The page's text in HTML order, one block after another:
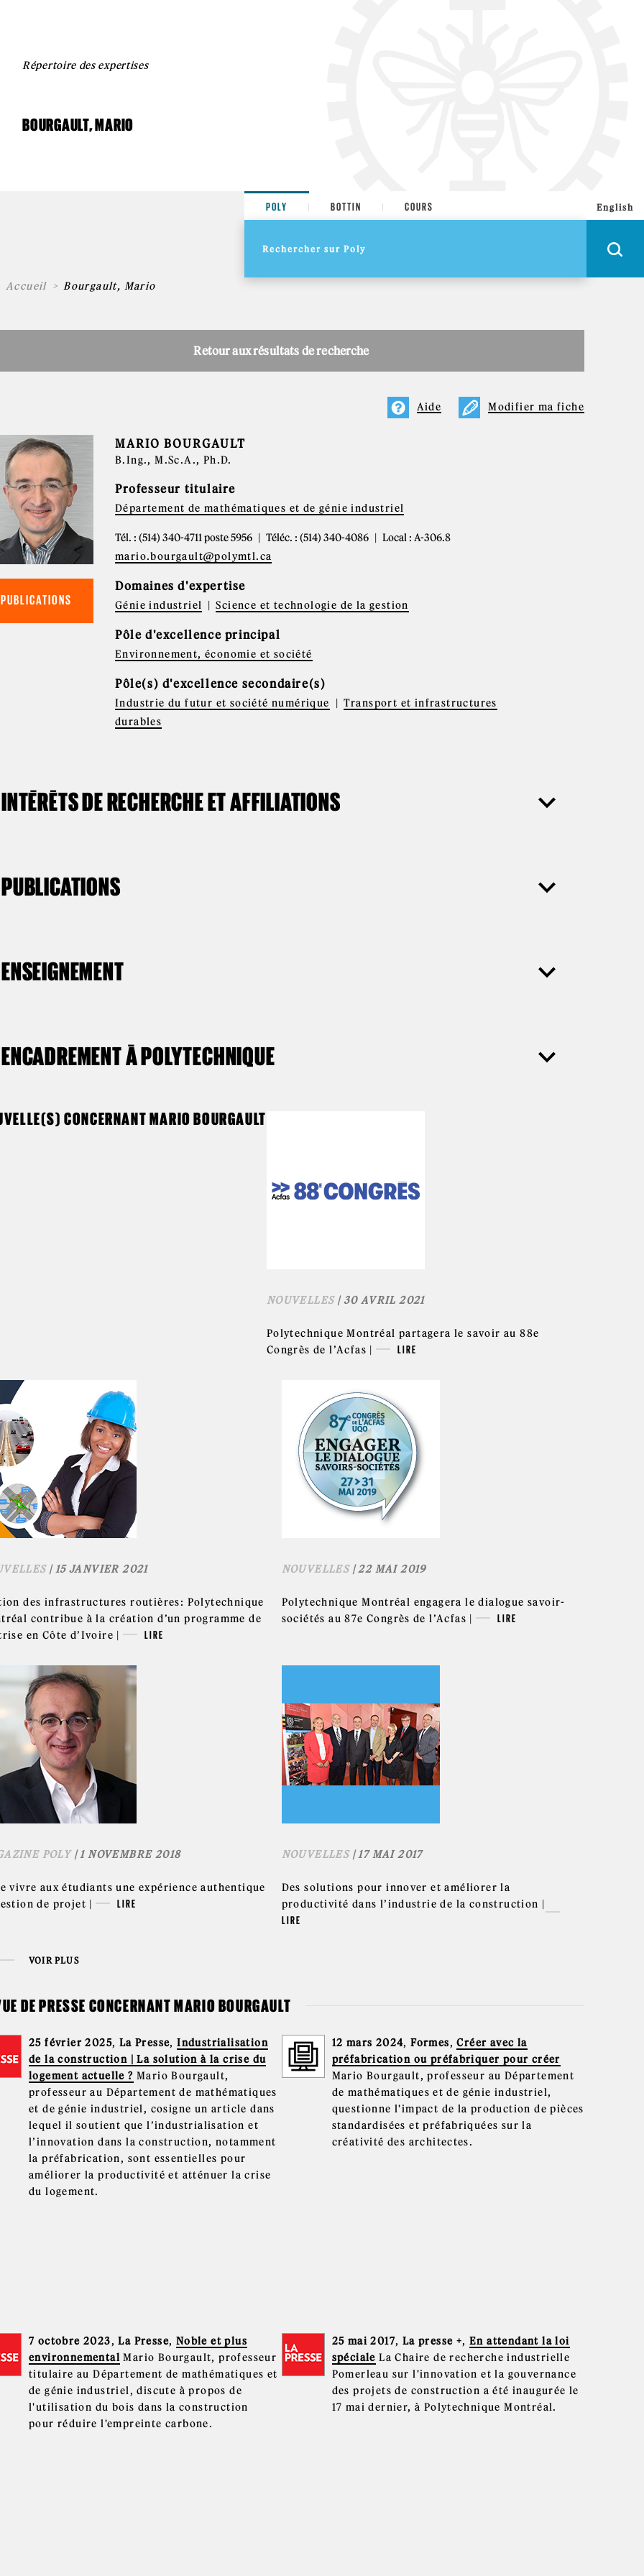
Répertoire des expertises
BOURGAULT, MARIO
POLY BOTTIN COURS English
Accueil Bourgault, Mario
Retour aux résultats de recherche
Modifier ma fiche
Aide
PUBLICATIONS
MARIO BOURGAULT
B.Ing., M.Sc.A., Ph.D.
Professeur titulaire
Département de mathématiques et de génie industriel
Tél. : (514) 340-4711 poste 5956 Téléc. : (514) 340-4086
Local : A-306.8
mario.bourgault@polymtl.ca
Domaines d'expertise
Génie industriel Science et technologie de la gestion
Pôle d'excellence principal
Environnement, économie et société
Pôle(s) d'excellence secondaire(s)
Industrie du futur et société numérique
Transport et infrastructures
durables
INTÉRÊTS DE RECHERCHE ET AFFILIATIONS
PUBLICATIONS
ENSEIGNEMENT
ENCADREMENT À POLYTECHNIQUE
CONCERNANT MARIO BOURGAULT
NOUVELLES| 30 AVRIL 2021
Polytechnique Montréal partagera le savoir au 88e
Congrès de l’Acfas |
LIRE
| 15 JANVIER 2021
des infrastructures routières: Polytechnique
contribue à la création d’un programme de
en Côte d’Ivoire |
LIRE
NOUVELLES| 22 MAI 2019
Polytechnique Montréal engagera le dialogue savoir-
sociétés au 87e Congrès de l’Acfas |
LIRE
POLY| 1 NOVEMBRE 2018
vivre aux étudiants une expérience authentique
de projet |
LIRE
NOUVELLES| 17 MAI 2017
Des solutions pour innover et améliorer la
productivité dans l’industrie de la construction |
LIRE
VOIR PLUS
DE PRESSE CONCERNANT MARIO BOURGAULT
25 février 2025, La Presse,Industrialisation
de la construction | La solution à la crise du
logement actuelle ? Mario Bourgault,
professeur au Département de mathématiques
et de génie industriel, cosigne un article dans
lequel il soutient que l’industrialisation et
l’innovation dans la construction, notamment
la préfabrication, sont essentielles pour
améliorer la productivité et atténuer la crise
du logement.
12 mars 2024,Formes,Créer avec la
préfabrication ou préfabriquer pour créer
Mario Bourgault, professeur au Département
de mathématiques et de génie industriel,
questionne l'impact de la production de pièces
standardisées et préfabriquées sur la
créativité des architectes.
7 octobre 2023,La Presse, Noble et plus
environnemental Mario Bourgault, professeur
titulaire au Département de mathématiques et
de génie industriel, discute à propos de
l'utilisation du bois dans la construction
pour réduire l'empreinte carbone.
25 mai 2017, La presse +, En attendant la loi
spéciale La Chaire de recherche industrielle
Pomerleau sur l'innovation et la gouvernance
des projets de construction a été inaugurée le
17 mai dernier, à Polytechnique Montréal.